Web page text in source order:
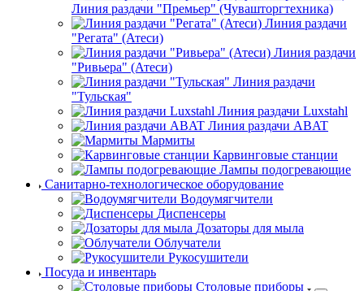
Линия раздачи "Премьер" (Чувашторгтехника)
Линия раздачи
"Регата" (Атеси)
Линия раздачи
"Ривьера" (Атеси)
Линия раздачи
"Тульская"
Линия раздачи Luxstahl
Линия раздачи ABAT
Мармиты
Карвинговые станции
Лампы подогревающие
Санитарно-технологическое оборудование
Водоумягчители
Диспенсеры
Дозаторы для мыла
Облучатели
Рукосушители
Посуда и инвентарь
Столовые приборы